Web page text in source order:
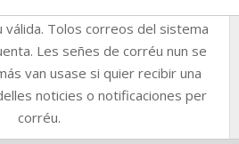
válida. Tolos correos del sistema
Les señes de corréu nun se
van usase si quier recibir una
noticies o notificaciones per
corréu.